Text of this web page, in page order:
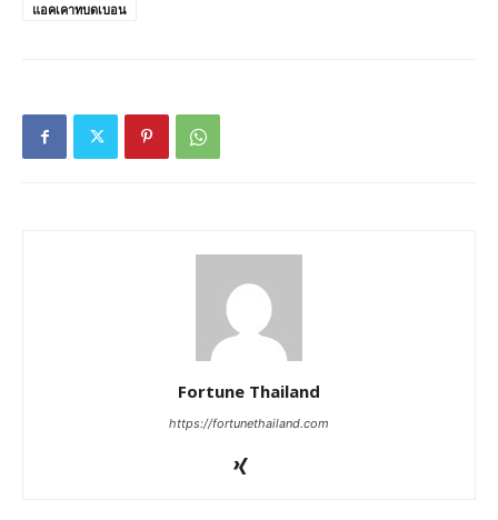
แอคเคาทบดเบอน
Fortune Thailand
https://fortunethailand.com